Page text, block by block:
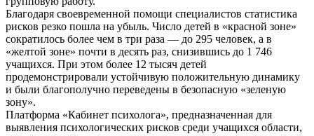
Благодаря своевременной помощи специалистов статистика
рисков резко пошла на убыль. Число детей в «красной зоне»
сократилось более чем в три раза — до 295 человек, а в
«желтой зоне» почти в десять раз, снизившись до 1 746
учащихся. При этом более 12 тысяч детей
продемонстрировали устойчивую положительную динамику
и были благополучно переведены в безопасную «зеленую
зону».
Платформа «Кабинет психолога», предназначенная для
выявления психологических рисков среди учащихся области,